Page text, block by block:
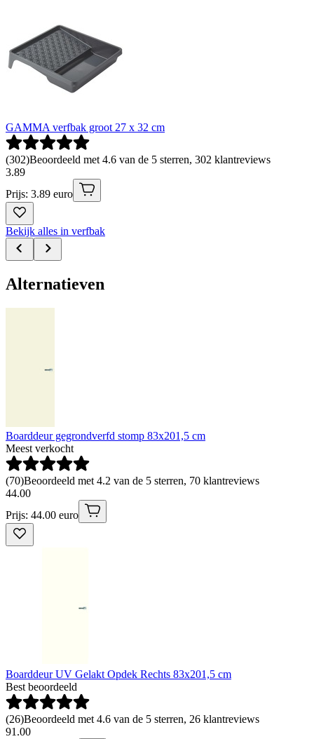
GAMMA verfbak groot 27 x 32 cm
(302)Beoordeeld met 4.6 van de 5 sterren, 302 klantreviews
3.89
Prijs: 3.89 euro
Bekijk alles in verfbak
Alternatieven
Boarddeur gegrondverfd stomp 83x201,5 cm
Meest verkocht
(70)Beoordeeld met 4.2 van de 5 sterren, 70 klantreviews
44.00
Prijs: 44.00 euro
Boarddeur UV Gelakt Opdek Rechts 83x201,5 cm
Best beoordeeld
(26)Beoordeeld met 4.6 van de 5 sterren, 26 klantreviews
91 .00